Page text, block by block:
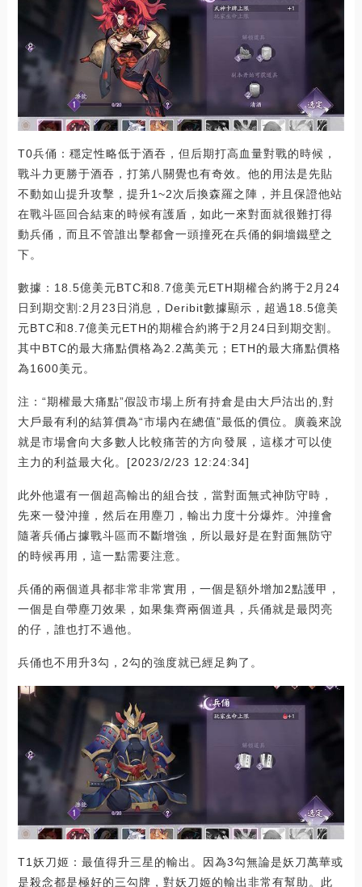
T0兵俑：穩定性略低于酒吞，但后期打高血量對戰的時候，
戰斗力更勝于酒吞，打第八關覺也有奇效。他的用法是先貼
不動如山提升攻擊，提升1~2次后換森羅之陣，并且保證他站
在戰斗區回合結束的時候有護盾，如此一來對面就很難打得
動兵俑，而且不管誰出擊都會一頭撞死在兵俑的銅墻鐵壁之
下。
數據：18.5億美元BTC和8.7億美元ETH期權合約將于2月24
日到期交割:2月23日消息，Deribit數據顯示，超過18.5億美
元BTC和8.7億美元ETH的期權合約將于2月24日到期交割。
其中BTC的最大痛點價格為2.2萬美元；ETH的最大痛點價格
為1600美元。
注：“期權最大痛點”假設市場上所有持倉是由大戶沽出的,對
大戶最有利的結算價為“市場內在總值”最低的價位。廣義來說
就是市場會向大多數人比較痛苦的方向發展，這樣才可以使
主力的利益最大化。[2023/2/23 12:24:34]
此外他還有一個超高輸出的組合技，當對面無式神防守時，
先來一發沖撞，然后在用塵刀，輸出力度十分爆炸。沖撞會
隨著兵俑占據戰斗區而不斷增強，所以最好是在對面無防守
的時候再用，這一點需要注意。
兵俑的兩個道具都非常非常實用，一個是額外增加2點護甲，
一個是自帶塵刀效果，如果集齊兩個道具，兵俑就是最閃亮
的仔，誰也打不過他。
兵俑也不用升3勾，2勾的強度就已經足夠了。
T1妖刀姬：最值得升三星的輸出。因為3勾無論是妖刀萬華或
是殺念都是極好的三勾牌，對妖刀姬的輸出非常有幫助。此